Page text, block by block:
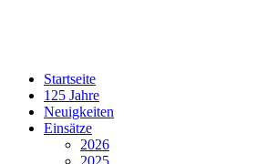
Startseite
125 Jahre
Neuigkeiten
Einsätze
2026
2025